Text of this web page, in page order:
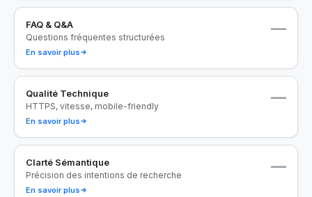
FAQ & Q&A
Questions fréquentes structurées
—
En savoir plus
Qualité Technique
HTTPS, vitesse, mobile-friendly
—
En savoir plus
Clarté Sémantique
Précision des intentions de recherche
—
En savoir plus